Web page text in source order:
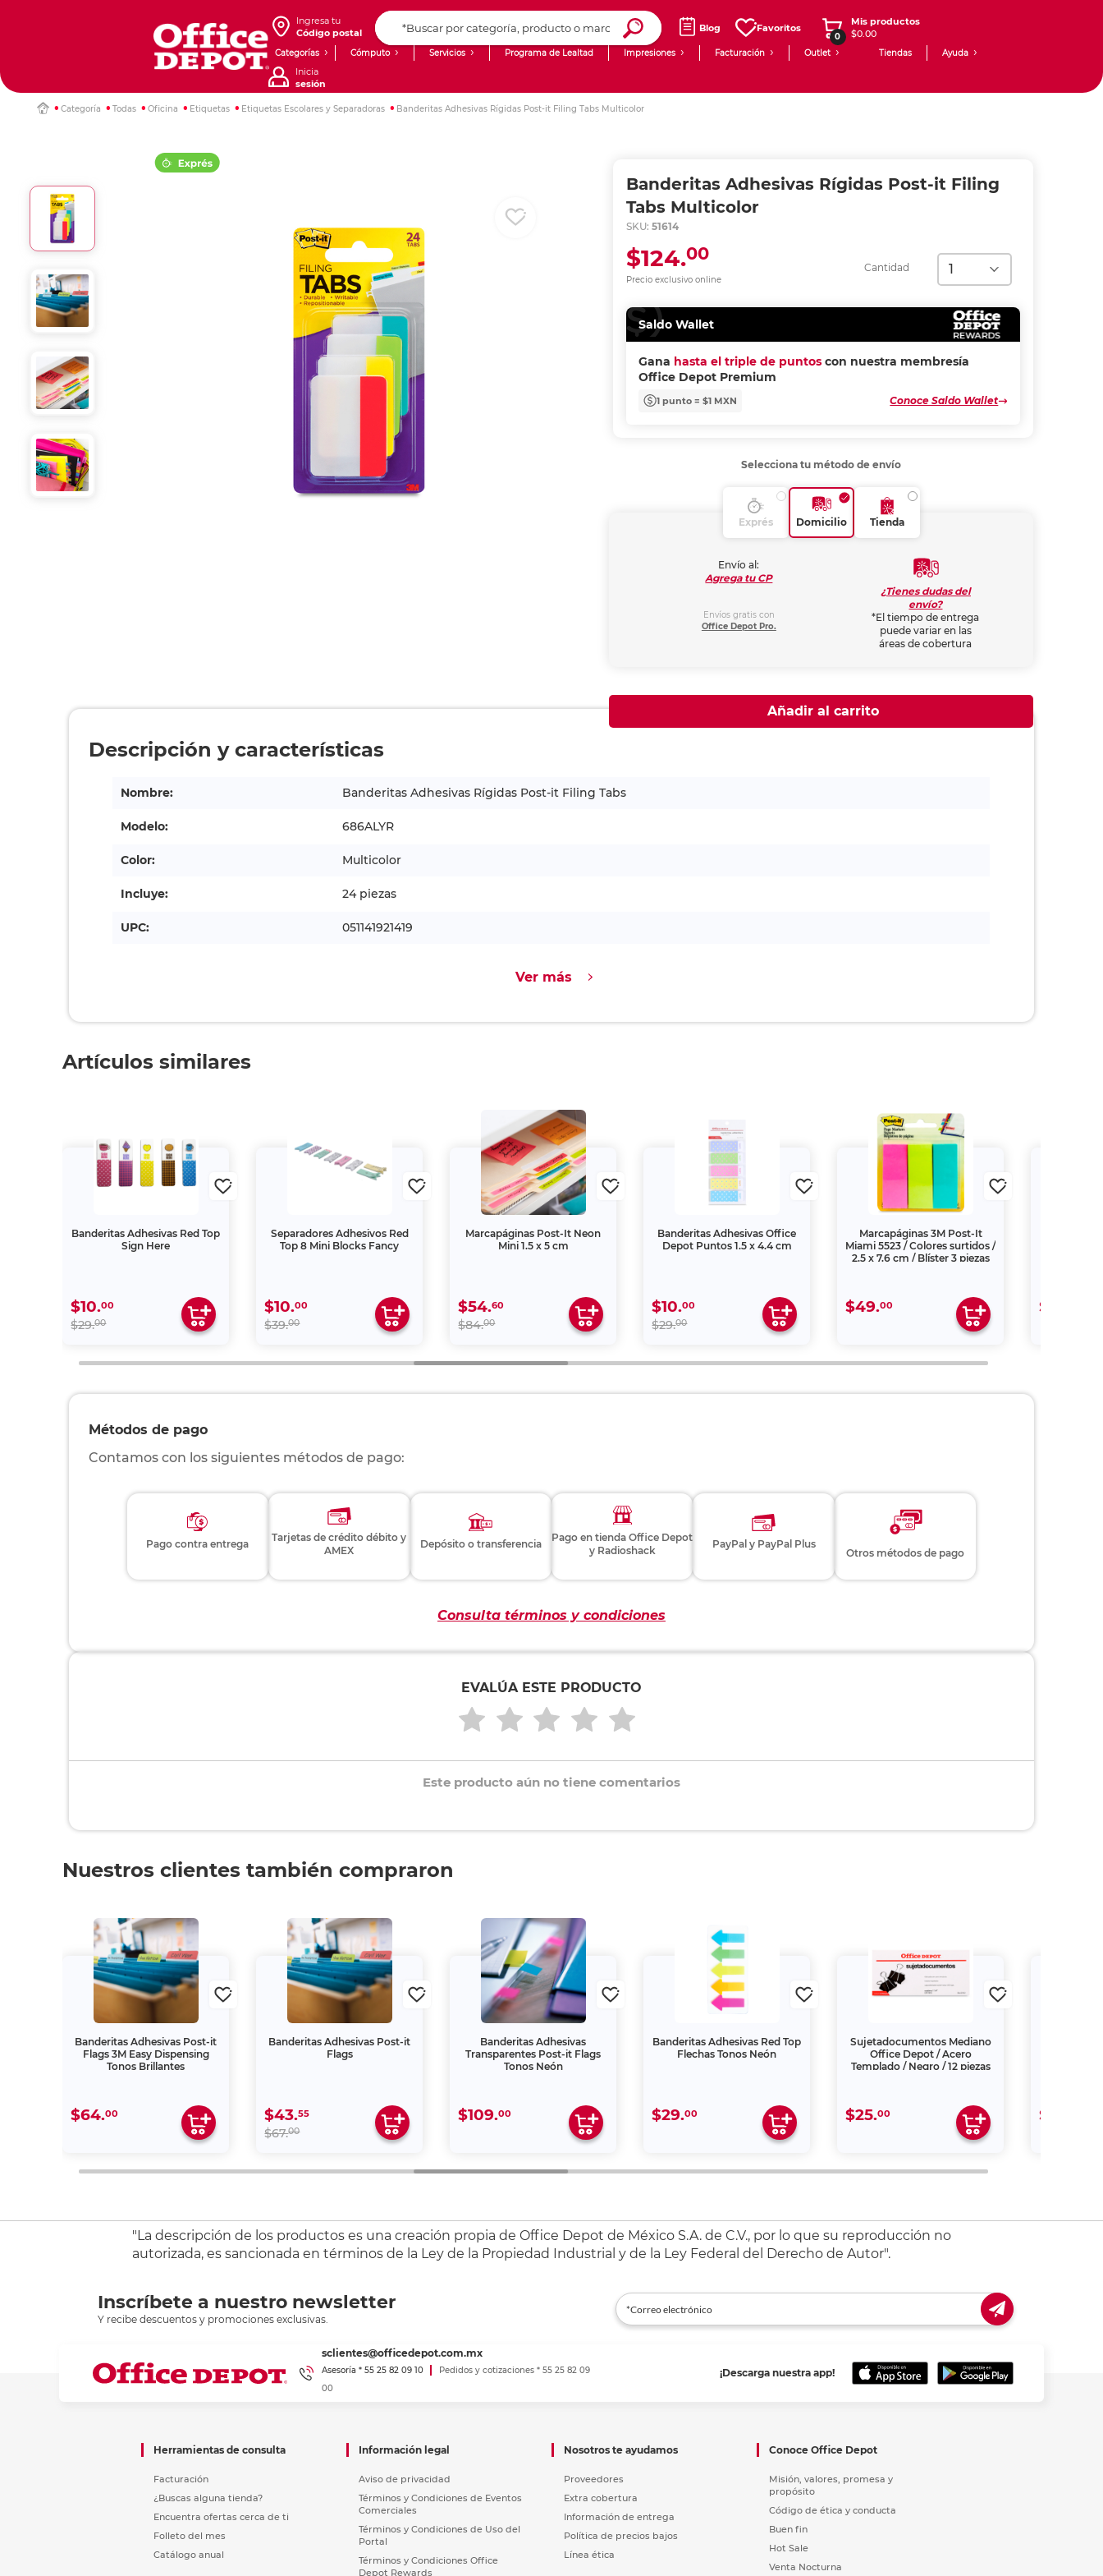
Ingresa tu
Código postal
Blog Favoritos
0
Mis productos
$0.00
Categorías Cómputo Servicios Programa de Lealtad Impresiones Facturación Outlet Tiendas Ayuda
Inicia
sesión
Categoría Todas Oficina Etiquetas Etiquetas Escolares y Separadoras Banderitas Adhesivas Rígidas Post-it Filing Tabs Multicolor
Banderitas Adhesivas Rígidas Post-it Filing
Tabs Multicolor
SKU: 51614
Cantidad
Precio exclusivo online
$124.00
Saldo Wallet
Gana hasta el triple de puntos con nuestra membresía
Office Depot Premium
1 punto = $1 MXN Conoce Saldo Wallet
Selecciona tu método de envío
Exprés Domicilio Tienda
Envío al:
Agrega tu CP
Envíos gratis con
Office Depot Pro.
¿Tienes dudas del
envío?
*El tiempo de entrega
puede variar en las
áreas de cobertura
Añadir al carrito
Descripción y características
Nombre: Banderitas Adhesivas Rígidas Post-it Filing Tabs
Modelo: 686ALYR
Color: Multicolor
Incluye: 24 piezas
UPC: 051141921419
Ver más
Artículos similares
Banderitas Adhesivas Red Top
Sign Here
$10.00
$29.00
Separadores Adhesivos Red
Top 8 Mini Blocks Fancy
$10.00
$39.00
Marcapáginas Post-It Neon
Mini 1.5 x 5 cm
$54.60
$84.00
Banderitas Adhesivas Office
Depot Puntos 1.5 x 4.4 cm
$10.00
$29.00
Marcapáginas 3M Post-It
Miami 5523 / Colores surtidos /
2.5 x 7.6 cm / Blíster 3 piezas
$49.00 $339.
Métodos de pago
Contamos con los siguientes métodos de pago:
Pago contra entrega
Tarjetas de crédito débito y
AMEX
Depósito o transferencia
Pago en tienda Office Depot
y Radioshack
PayPal y PayPal Plus
Otros métodos de pago
Consulta términos y condiciones
EVALÚA ESTE PRODUCTO
Este producto aún no tiene comentarios
Nuestros clientes también compraron
Banderitas Adhesivas Post-it
Flags 3M Easy Dispensing
Tonos Brillantes
$64.00
Banderitas Adhesivas Post-it
Flags
$43.55
$67.00
Banderitas Adhesivas
Transparentes Post-it Flags
Tonos Neón
$109.00
Banderitas Adhesivas Red Top
Flechas Tonos Neón
$29.00
Sujetadocumentos Mediano
Office Depot / Acero
Templado / Negro / 12 piezas
$25.00 $89.
"La descripción de los productos es una creación propia de Office Depot de México S.A. de C.V., por lo que su reproducción no
autorizada, es sancionada en términos de la Ley de la Propiedad Industrial y de la Ley Federal del Derecho de Autor".
Inscríbete a nuestro newsletter
Y recibe descuentos y promociones exclusivas.
¡Descarga nuestra app!
sclientes@officedepot.com.mx
Asesoría * 55 25 82 09 10
Pedidos y cotizaciones * 55 25 82 09
00
Herramientas de consulta
Facturación
¿Buscas alguna tienda?
Encuentra ofertas cerca de ti
Folleto del mes
Catálogo anual
Información legal
Aviso de privacidad
Términos y Condiciones de Eventos
Comerciales
Términos y Condiciones de Uso del
Portal
Términos y Condiciones Office
Depot Rewards
Nosotros te ayudamos
Proveedores
Extra cobertura
Información de entrega
Política de precios bajos
Línea ética
Conoce Office Depot
Misión, valores, promesa y
propósito
Código de ética y conducta
Buen fin
Hot Sale
Venta Nocturna